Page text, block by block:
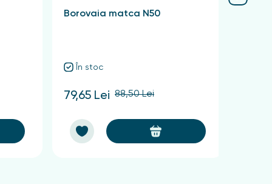
Borovaia matca N50
În stoc
79,65 Lei 88,50 Lei